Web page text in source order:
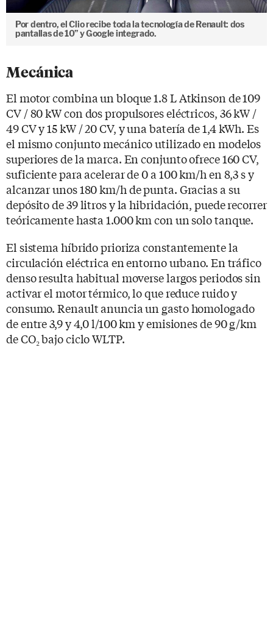
Por dentro, el Clio recibe toda la tecnología de Renault: dos
pantallas de 10’’ y Google integrado.
Mecánica
El motor combina un bloque 1.8 L Atkinson de 109
CV / 80 kW con dos propulsores eléctricos, 36 kW /
49 CV y 15 kW / 20 CV, y una batería de 1,4 kWh. Es
el mismo conjunto mecánico utilizado en modelos
superiores de la marca. En conjunto ofrece 160 CV,
suficiente para acelerar de 0 a 100 km/h en 8,3 s y
alcanzar unos 180 km/h de punta. Gracias a su
depósito de 39 litros y la hibridación, puede recorrer
teóricamente hasta 1.000 km con un solo tanque.
El sistema híbrido prioriza constantemente la
circulación eléctrica en entorno urbano. En tráfico
denso resulta habitual moverse largos periodos sin
activar el motor térmico, lo que reduce ruido y
consumo. Renault anuncia un gasto homologado
de entre 3,9 y 4,0 l/100 km y emisiones de 90 g/km
de CO₂ bajo ciclo WLTP.